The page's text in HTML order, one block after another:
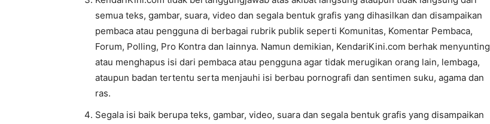
semua teks, gambar, suara, video dan segala bentuk grafis yang dihasilkan dan disampaikan
pembaca atau pengguna di berbagai rubrik publik seperti Komunitas, Komentar Pembaca,
Forum, Polling, Pro Kontra dan lainnya. Namun demikian, KendariKini.com berhak menyunting
atau menghapus isi dari pembaca atau pengguna agar tidak merugikan orang lain, lembaga,
ataupun badan tertentu serta menjauhi isi berbau pornografi dan sentimen suku, agama dan
ras.
Segala isi baik berupa teks, gambar, video, suara dan segala bentuk grafis yang disampaikan